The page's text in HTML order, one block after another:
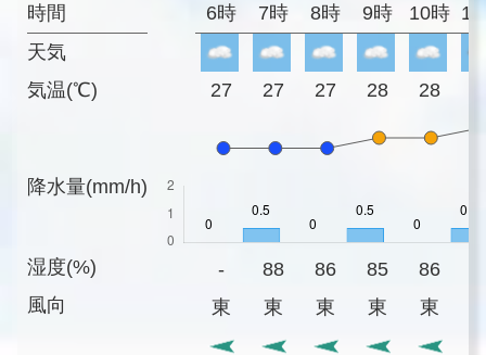
時間
天気
気温(℃)
降水量(mm/h)
湿度(%)
風向
6時 7時 8時 9時 10時
27 27 27 28 28
- 88 86 85 86
東
東 東 東 東